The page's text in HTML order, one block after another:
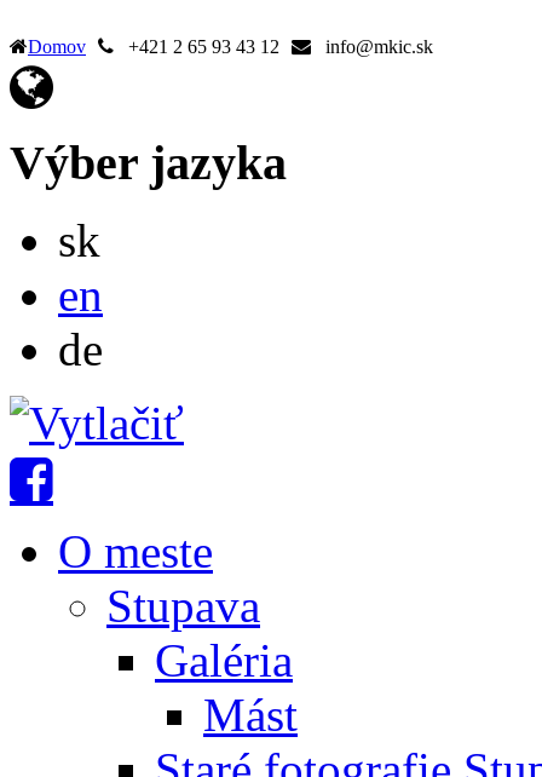
Domov +421 2 65 93 43 12 info@mkic.sk
Výber jazyka
sk
en
de
O meste
Stupava
Galéria
Mást